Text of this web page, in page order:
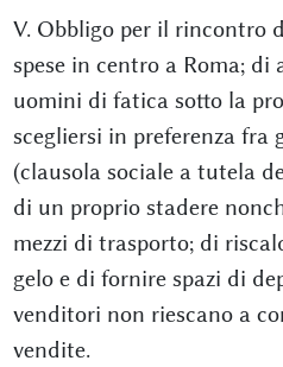
V. Obbligo per il rincontro
spese in centro a Roma; di
uomini di fatica sotto la
scegliersi in preferenza
(clausola sociale a tutela
di un proprio stadere
mezzi di trasporto; di
gelo e di fornire spazi di
venditori non riescano a
vendite.